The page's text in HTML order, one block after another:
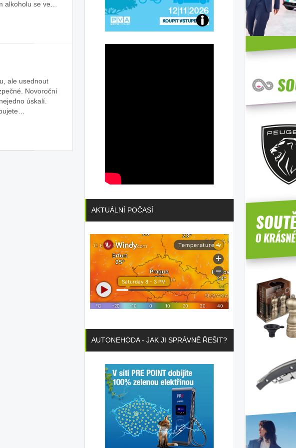
alkoholu se ve…
ale usednout
Novoroční
úskalí.
Přijďte
AKTUÁLNÍ POČASÍ
AUTONEHODA - JAK JI SPRÁVNĚ ŘEŠIT?